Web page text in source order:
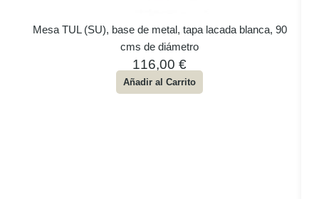
Mesa TUL (SU), base de metal, tapa lacada blanca, 90
cms de diámetro
116,00 €
Añadir al Carrito